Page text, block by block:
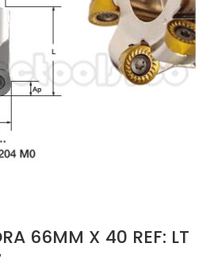
66MM X 40 REF: LT